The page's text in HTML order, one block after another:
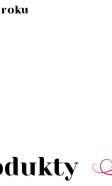
roku